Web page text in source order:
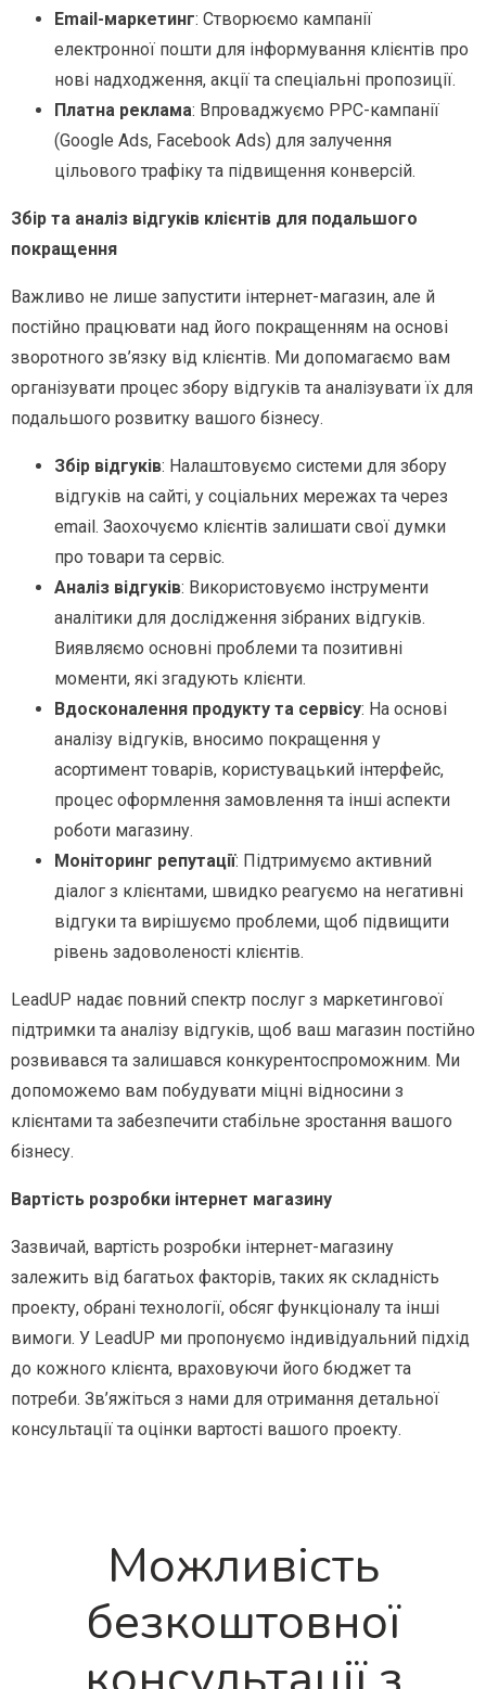
Email-маркетинг: Створюємо кампанії
електронної пошти для інформування клієнтів про
нові надходження, акції та спеціальні пропозиції.
Платна реклама: Впроваджуємо PPC-кампанії
(Google Ads, Facebook Ads) для залучення
цільового трафіку та підвищення конверсій.
Збір та аналіз відгуків клієнтів для подальшого
покращення
Важливо не лише запустити інтернет-магазин, але й
постійно працювати над його покращенням на основі
зворотного зв’язку від клієнтів. Ми допомагаємо вам
організувати процес збору відгуків та аналізувати їх для
подальшого розвитку вашого бізнесу.
Збір відгуків: Налаштовуємо системи для збору
відгуків на сайті, у соціальних мережах та через
email. Заохочуємо клієнтів залишати свої думки
про товари та сервіс.
Аналіз відгуків: Використовуємо інструменти
аналітики для дослідження зібраних відгуків.
Виявляємо основні проблеми та позитивні
моменти, які згадують клієнти.
Вдосконалення продукту та сервісу: На основі
аналізу відгуків, вносимо покращення у
асортимент товарів, користувацький інтерфейс,
процес оформлення замовлення та інші аспекти
роботи магазину.
Моніторинг репутації: Підтримуємо активний
діалог з клієнтами, швидко реагуємо на негативні
відгуки та вирішуємо проблеми, щоб підвищити
рівень задоволеності клієнтів.
LeadUP надає повний спектр послуг з маркетингової
підтримки та аналізу відгуків, щоб ваш магазин постійно
розвивався та залишався конкурентоспроможним. Ми
допоможемо вам побудувати міцні відносини з
клієнтами та забезпечити стабільне зростання вашого
бізнесу.
Вартість розробки інтернет магазину
Зазвичай, вартість розробки інтернет-магазину
залежить від багатьох факторів, таких як складність
проекту, обрані технології, обсяг функціоналу та інші
вимоги. У LeadUP ми пропонуємо індивідуальний підхід
до кожного клієнта, враховуючи його бюджет та
потреби. Зв’яжіться з нами для отримання детальної
консультації та оцінки вартості вашого проекту.
Можливість
безкоштовної